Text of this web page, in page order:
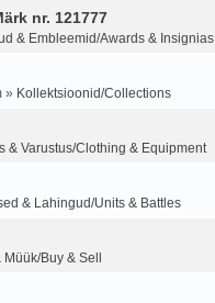
nr. 121777
& Embleemid/Awards & Insignias
» Kollektsioonid/Collections
& Varustus/Clothing & Equipment
& Lahingud/Units & Battles
Müük/Buy & Sell